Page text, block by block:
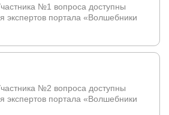
№1 вопроса доступны
экспертов портала «Волшебники
№2 вопроса доступны
экспертов портала «Волшебники